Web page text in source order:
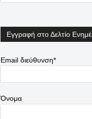
Εγγραφή στο Δελτίο
Email διεύθυνση*
Όνομα